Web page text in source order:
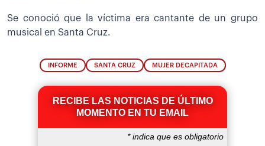
Se conoció que la víctima era cantante de un grupo
musical en Santa Cruz.
INFORME SANTA CRUZ MUJER DECAPITADA
RECIBE LAS NOTICIAS DE ÚLTIMO
MOMENTO EN TU EMAIL
*indica que es obligatorio